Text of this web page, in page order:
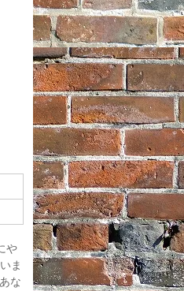
や
ま
な